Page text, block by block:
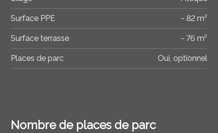
Surface PPE ~ 82 m²
Surface terrasse ~ 76 m²
Places de parc Oui, optionnel
Nombre de places de parc